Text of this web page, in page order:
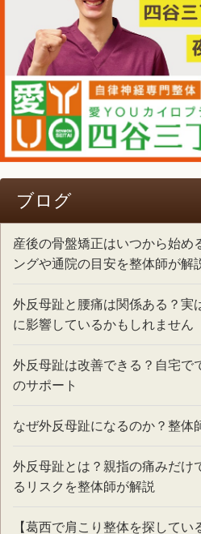
ブログ
産後の骨盤矯正はいつから始め
ングや通院の目安を整体師が解
外反母趾と腰痛は関係ある？実
に影響しているかもしれません
外反母趾は改善できる？自宅で
のサポート
なぜ外反母趾になるのか？整体
外反母趾とは？親指の痛みだけ
るリスクを整体師が解説
【葛西で肩こり整体を探して